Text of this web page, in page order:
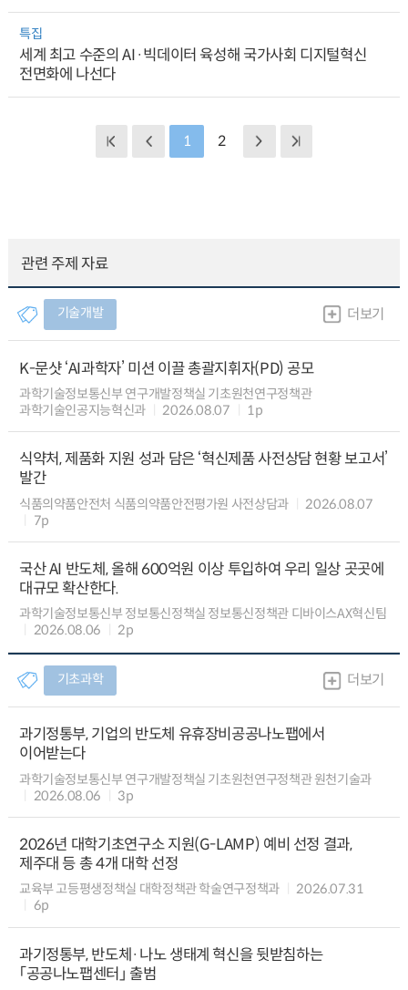
특집
세계 최고 수준의 AI·빅데이터 육성해 국가사회 디지털혁신
전면화에 나선다
1 2
관련 주제 자료
기술개발 더보기
K-문샷 ‘AI과학자’ 미션 이끌 총괄지휘자(PD) 공모
과학기술정보통신부 연구개발정책실 기초원천연구정책관
과학기술인공지능혁신과
2026.08.07 1p
식약처, 제품화 지원 성과 담은 ‘혁신제품 사전상담 현황 보고서’
발간
식품의약품안전처 식품의약품안전평가원 사전상담과
2026.08.07
7p
국산 AI 반도체, 올해 600억원 이상 투입하여 우리 일상 곳곳에
대규모 확산한다.
과학기술정보통신부 정보통신정책실 정보통신정책관 디바이스AX혁신팀
2026.08.06
2p
기초과학 더보기
과기정통부, 기업의 반도체 유휴장비공공나노팹에서
이어받는다
과학기술정보통신부 연구개발정책실 기초원천연구정책관 원천기술과
2026.08.06
3p
2026년 대학기초연구소 지원(G-LAMP) 예비 선정 결과,
제주대 등 총 4개 대학 선정
교육부 고등평생정책실 대학정책관 학술연구정책과
2026.07.31
6p
과기정통부, 반도체·나노 생태계 혁신을 뒷받침하는
「공공나노팹센터」 출범